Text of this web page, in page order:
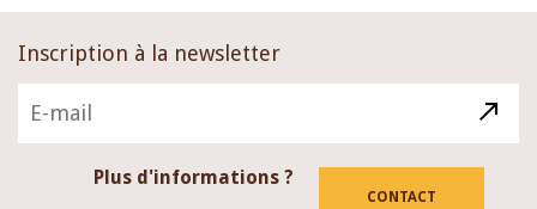
Inscription à la newsletter
Plus d'informations ?
CONTACT